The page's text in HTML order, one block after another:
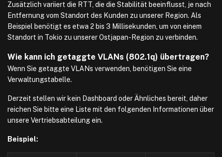
Zusätzlich variiert die RTT, die die Stabilität beeinflusst, je nach
Entfernung vom Standort des Kunden zu unserer Region. Als
Beispiel benötigt es etwa 2 bis 3 Millisekunden, um von einem
Standort in Tokio zu unserer Ostjapan-Region zu verbinden.
Wie kann ich getaggte VLANs (802.1q) übertragen?
Wenn Sie getaggte VLANs verwenden, benötigen Sie eine
Verwaltungstabelle.
Derzeit stellen wir kein Dashboard oder Ähnliches bereit, daher
reichen Sie bitte eine Liste mit den folgenden Informationen über
unsere Vertriebsabteilung ein.
Beispiel: